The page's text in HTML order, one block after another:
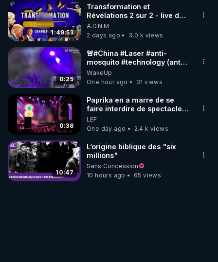
1:49:53
Transformation et
Révélations 2 sur 2 - live du
07/08/26
A.D.N.M
2 days ago
3.0 k views
0:25
🚨#China #Laser #anti-
mosquito #technology (anti
#moustique) Photon Matrix
WakeUp
One hour ago
31 views
0:38
Paprika en a marre de se
faire interdire de spectacle.
Elle décide donc de devenir
DJ !
LEF
One day ago
2.4 k views
10:47
L’origine biblique des "six
millions"
Sans Concession
10 hours ago
65 views